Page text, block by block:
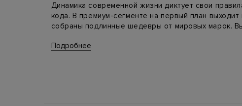
Динамика современной жизни диктует свои
кода. В премиум-сегменте на первый план
собраны подлинные шедевры от мировых марок.
Подробнее